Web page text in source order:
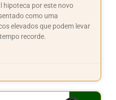
hipoteca por este novo
como uma
elevados que podem levar
recorde.